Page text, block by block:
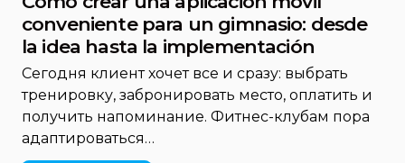
conveniente para un gimnasio: desde
la idea hasta la implementación
Сегодня клиент хочет все и сразу: выбрать
тренировку, забронировать место, оплатить и
получить напоминание. Фитнес-клубам пора
адаптироваться…